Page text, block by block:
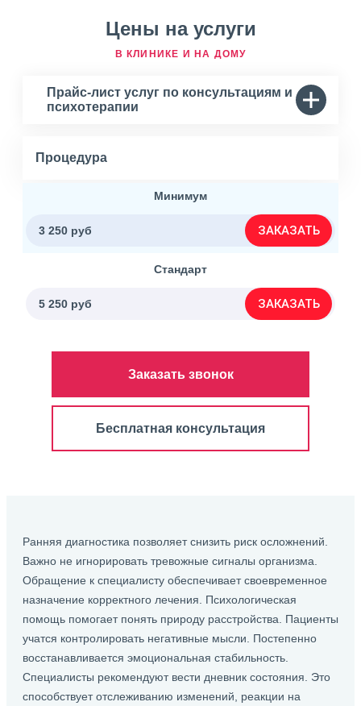
Цены на услуги
В КЛИНИКЕ И НА ДОМУ
Прайс-лист услуг по консультациям и
психотерапии
Процедура
Минимум
3 250 руб ЗАКАЗАТЬ
Стандарт
5 250 руб ЗАКАЗАТЬ
Заказать звонок
Бесплатная консультация
Ранняя диагностика позволяет снизить риск осложнений.
Важно не игнорировать тревожные сигналы организма.
Обращение к специалисту обеспечивает своевременное
назначение корректного лечения. Психологическая
помощь помогает понять природу расстройства. Пациенты
учатся контролировать негативные мысли. Постепенно
восстанавливается эмоциональная стабильность.
Специалисты рекомендуют вести дневник состояния. Это
способствует отслеживанию изменений, реакции на